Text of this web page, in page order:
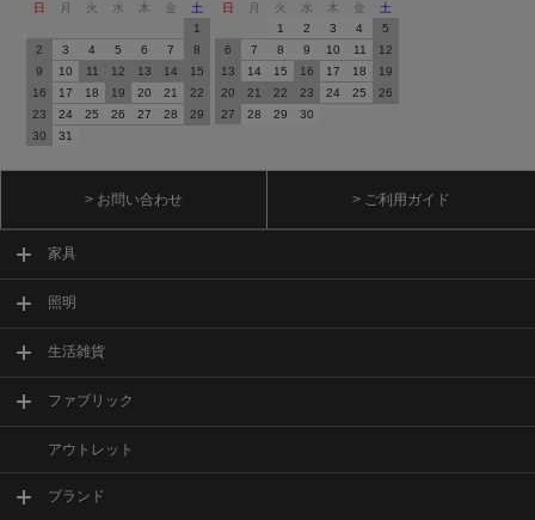
日
月 火 水 木 金
土
1
2
3 4 5 6 7
8
9
10 11 12 13 14
15
16
17 18 19 20 21
22
23
24 25 26 27 28
29
30
31
日
月 火 水 木 金
土
1
2 3 4
5
6
7 8 9 10 11
12
13
14 15 16 17 18
19
20
21 22 23 24 25
26
27
28 29 30
> お問い合わせ > ご利用ガイド
家具
照明
生活雑貨
ファブリック
アウトレット
ブランド